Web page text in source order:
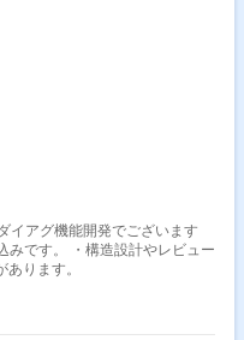
イアグ機能開発でございます
みです。 ・構造設計やレビュー
ります。